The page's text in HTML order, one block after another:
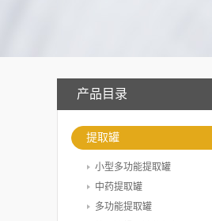
产品目录
提取罐
小型多功能提取罐
中药提取罐
多功能提取罐